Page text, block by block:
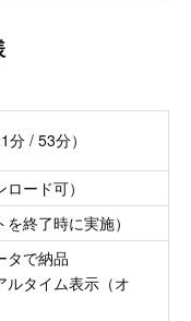
/ 53分）
ード可）
終了時に実施）
タで納品
ルタイム表示（オ